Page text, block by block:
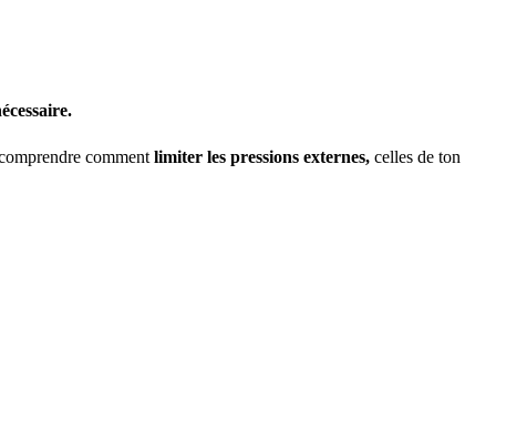
comment limiter les pressions externes, celles de ton